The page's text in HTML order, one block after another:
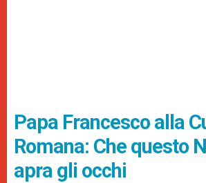
Papa Francesco alla
Romana: Che questo
apra gli occhi